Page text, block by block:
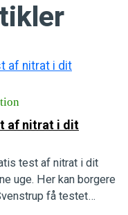
af nitrat i dit
test af nitrat i dit
uge. Her kan borgere
få testet